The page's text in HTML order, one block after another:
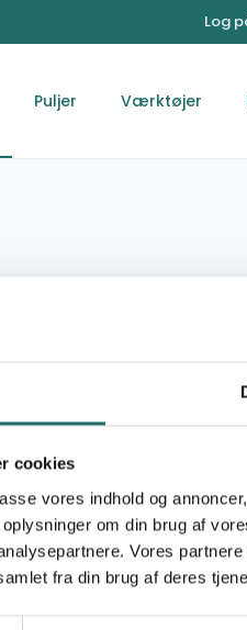
cookies
vores indhold og
om din brug af
Vores
fra din brug af deres
Log
Puljer Værktøjer
“Break the Circle” - A
Program for Sexually
Abusing Street Children